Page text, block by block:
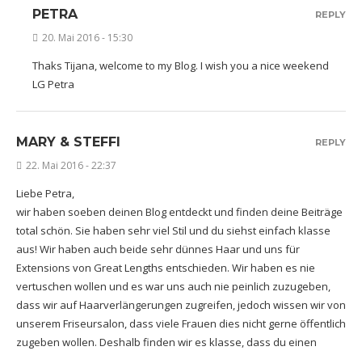
PETRA
20. Mai 2016 - 15:30
Thaks Tijana, welcome to my Blog. I wish you a nice weekend
LG Petra
REPLY
MARY & STEFFI
22. Mai 2016 - 22:37
Liebe Petra,
wir haben soeben deinen Blog entdeckt und finden deine Beiträge
total schön. Sie haben sehr viel Stil und du siehst einfach klasse
aus! Wir haben auch beide sehr dünnes Haar und uns für
Extensions von Great Lengths entschieden. Wir haben es nie
vertuschen wollen und es war uns auch nie peinlich zuzugeben,
dass wir auf Haarverlängerungen zugreifen, jedoch wissen wir von
unserem Friseursalon, dass viele Frauen dies nicht gerne öffentlich
zugeben wollen. Deshalb finden wir es klasse, dass du einen
REPLY